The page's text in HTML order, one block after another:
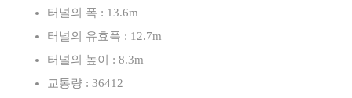
터널의 폭 : 13.6m
터널의 유효폭 : 12.7m
터널의 높이 : 8.3m
교통량 : 36412